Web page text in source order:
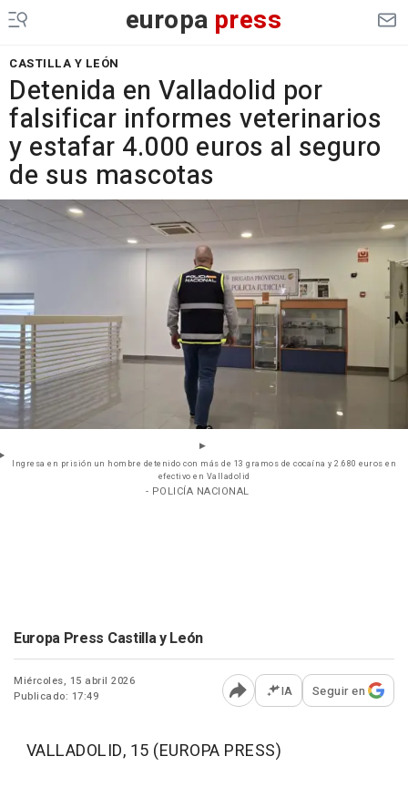
europa press
CASTILLA Y LEÓN
Detenida en Valladolid por
falsificar informes veterinarios
y estafar 4.000 euros al seguro
de sus mascotas
Ingresa en prisión un hombre detenido con más de 13 gramos de cocaína y 2.680 euros en
efectivo en Valladolid
- POLICÍA NACIONAL
Europa Press Castilla y León
Miércoles, 15 abril 2026
Publicado: 17:49
Abrir opciones para
IA Seguir en
VALLADOLID, 15 (EUROPA PRESS)